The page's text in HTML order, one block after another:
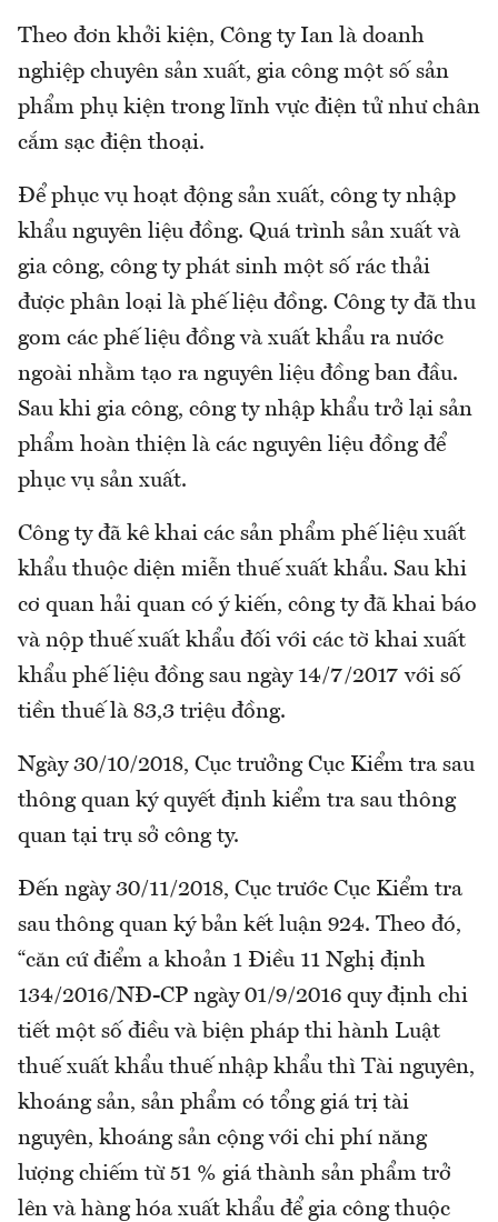
Theo đơn khởi kiện, Công ty Ian là doanh
nghiệp chuyên sản xuất, gia công một số sản
phẩm phụ kiện trong lĩnh vực điện tử như chân
cắm sạc điện thoại.
Để phục vụ hoạt động sản xuất, công ty nhập
khẩu nguyên liệu đồng. Quá trình sản xuất và
gia công, công ty phát sinh một số rác thải
được phân loại là phế liệu đồng. Công ty đã thu
gom các phế liệu đồng và xuất khẩu ra nước
ngoài nhằm tạo ra nguyên liệu đồng ban đầu.
Sau khi gia công, công ty nhập khẩu trở lại sản
phẩm hoàn thiện là các nguyên liệu đồng để
phục vụ sản xuất.
Công ty đã kê khai các sản phẩm phế liệu xuất
khẩu thuộc diện miễn thuế xuất khẩu. Sau khi
cơ quan hải quan có ý kiến, công ty đã khai báo
và nộp thuế xuất khẩu đối với các tờ khai xuất
khẩu phế liệu đồng sau ngày 14/7/2017 với số
tiền thuế là 83,3 triệu đồng.
Ngày 30/10/2018, Cục trưởng Cục Kiểm tra sau
thông quan ký quyết định kiểm tra sau thông
quan tại trụ sở công ty.
Đến ngày 30/11/2018, Cục trước Cục Kiểm tra
sau thông quan ký bản kết luận 924. Theo đó,
“căn cứ điểm a khoản 1 Điều 11 Nghị định
134/2016/NĐ-CP ngày 01/9/2016 quy định chi
tiết một số điều và biện pháp thi hành Luật
thuế xuất khẩu thuế nhập khẩu thì Tài nguyên,
khoáng sản, sản phẩm có tổng giá trị tài
nguyên, khoáng sản cộng với chi phí năng
lượng chiếm từ 51 % giá thành sản phẩm trở
lên và hàng hóa xuất khẩu để gia công thuộc